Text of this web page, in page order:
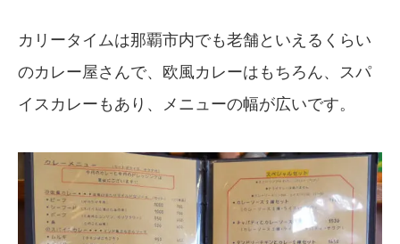
カリータイムは那覇市内でも老舗といえるくらい
のカレー屋さんで、欧風カレーはもちろん、スパ
イスカレーもあり、メニューの幅が広いです。